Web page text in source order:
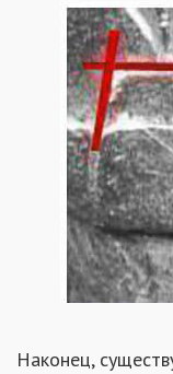
Наконец,